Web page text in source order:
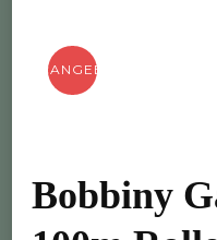
ANGEBOT!
Bobbiny